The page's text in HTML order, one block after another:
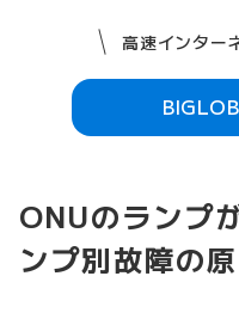
高速インター
ONUのランプ
ンプ別故障の